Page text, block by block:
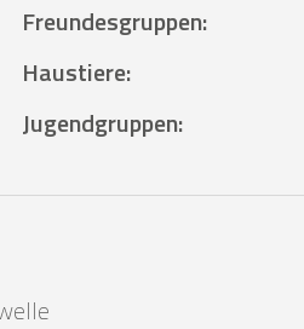
Freundesgruppen:
Haustiere:
Jugendgruppen: